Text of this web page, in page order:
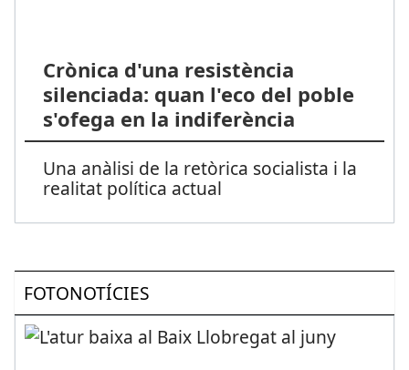
Crònica d'una resistència
silenciada: quan l'eco del poble
s'ofega en la indiferència
Una anàlisi de la retòrica socialista i la
realitat política actual
FOTONOTÍCIES